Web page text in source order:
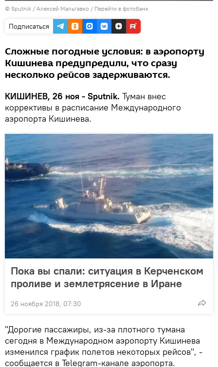
© Sputnik / Алексей Мальгавко / Перейти в фотобанк
Подписаться
Сложные погодные условия: в аэропорту
Кишинева предупредили, что сразу
несколько рейсов задерживаются.
КИШИНЕВ, 26 ноя - Sputnik. Туман внес
коррективы в расписание Международного
аэропорта Кишинева.
Пока вы спали: ситуация в Керченском
проливе и землетрясение в Иране
26 ноября 2018, 07:30
"Дорогие пассажиры, из-за плотного тумана
сегодня в Международном аэропорту Кишинева
изменился график полетов некоторых рейсов", -
сообщается в Telegram-канале аэропорта.